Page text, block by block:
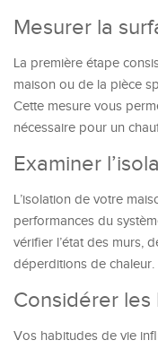
Mesurer la
La première étape
maison ou de la pièce
Cette mesure vous
nécessaire pour un
Examiner
L’isolation de votre
performances du
vérifier l’état des murs,
déperditions de chaleur.
Considérer
Vos habitudes de vie